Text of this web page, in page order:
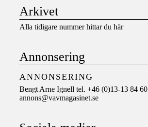
Arkivet
Alla tidigare nummer hittar du här
Annonsering
ANNONSERING
Bengt Arne Ignell tel. +46 (0)13-13 84 60
annons@vavmagasinet.se